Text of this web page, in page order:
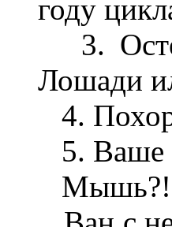
году
3.
Лошади
4.
5. Ваше